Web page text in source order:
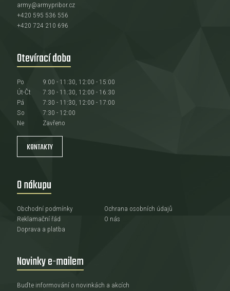
army@armypribor.cz
+420 595 536 556
+420 724 210 696
Otevírací doba
Po
9:00 - 11:30, 12:00 - 15:00
Út-Čt
7:30 - 11:30, 12:00 - 16:30
Pá
7:30 - 11:30, 12:00 - 17:00
So
7:30 - 12:00
Ne
Zavřeno
KONTAKTY
O nákupu
Obchodní podmínky
Reklamační řád
Doprava a platba
Ochrana osobních údajů
O nás
Novinky e-mailem
Buďte informování o novinkách a akcích